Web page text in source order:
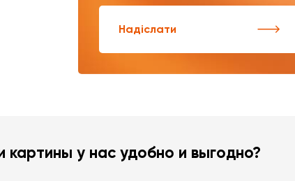
Надіслати
у нас удобно и выгодно?